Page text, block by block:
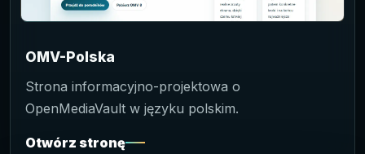
OMV-Polska
Strona informacyjno-projektowa o
OpenMediaVault w języku polskim.
Otwórz stronę